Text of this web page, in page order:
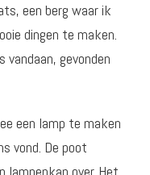
een berg waar ik
dingen te maken.
gevonden
een lamp te maken
vond. De poot
lampenkap over. Het